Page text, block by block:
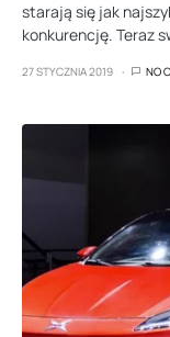
starają się jak
konkurencję. Teraz
27 STYCZNIA 2019 NO